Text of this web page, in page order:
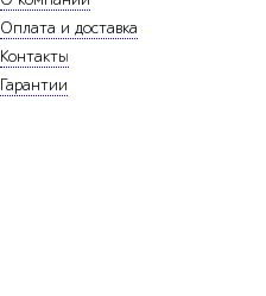
Оплата и доставка
Контакты
Гарантии